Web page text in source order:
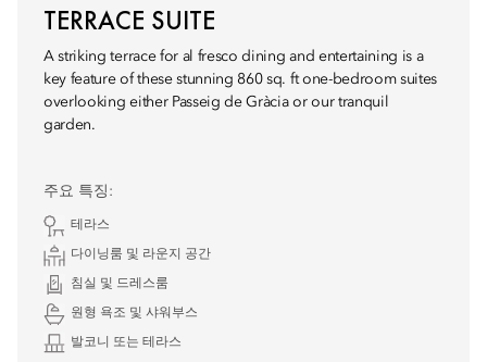
TERRACE SUITE
A striking terrace for al fresco dining and entertaining is a
key feature of these stunning 860 sq. ft one-bedroom suites
overlooking either Passeig de Gràcia or our tranquil
garden.
주요 특징:
테라스
다이닝룸 및 라운지 공간
침실 및 드레스룸
원형 욕조 및 샤워부스
발코니 또는 테라스